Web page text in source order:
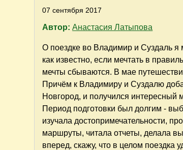
07 сентября 2017
Автор:Анастасия Латыпова
О поездке во Владимир и Суздаль я
как известно, если мечтать в
мечты сбываются. В мае
Причём к Владимиру и Суздалю
Новгород, и получился интересный
Период подготовки был долгим -
изучала достопримечательности,
маршруты, читала отчеты, делала
вперед, скажу, что в целом поездка